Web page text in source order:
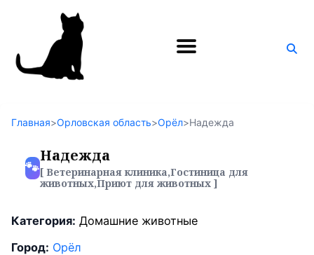
Поиск
Главная>Орловская область>Орёл>Надежда
🐾
Надежда
[ Ветеринарная клиника,Гостиница для
животных,Приют для животных ]
Категория: Домашние животные
Город: Орёл